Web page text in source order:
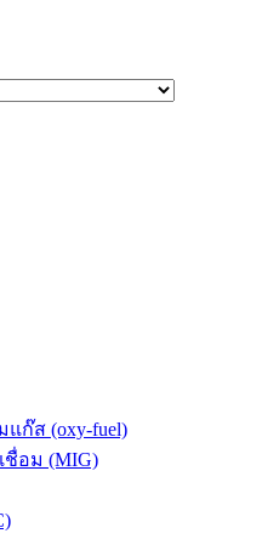
ก๊ส (oxy-fuel)
ชื่อม (MIG)